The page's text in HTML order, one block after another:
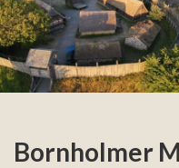
Bornholmer